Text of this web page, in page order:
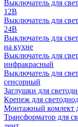
Выключатель для
12В
Выключатель для
24В
Выключатель для
на кухне
Выключатель для
инфракрасный
Выключатель для
сенсорный
Заглушки для
Крепеж для
Монтажный комлект
Трансформатор для